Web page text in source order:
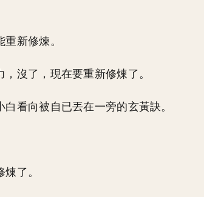
新修煉。
沒了，現在要重新修煉了。
看向被自已丟在一旁的玄黃訣。
了。